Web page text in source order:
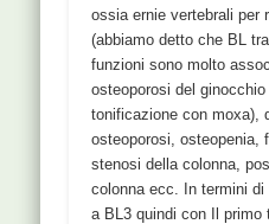
ossia ernie vertebrali per
(abbiamo detto che BL
funzioni sono molto
osteoporosi del
tonificazione con moxa),
osteoporosi, osteopenia,
stenosi della colonna,
colonna ecc. In termini
a BL3 quindi con Il primo